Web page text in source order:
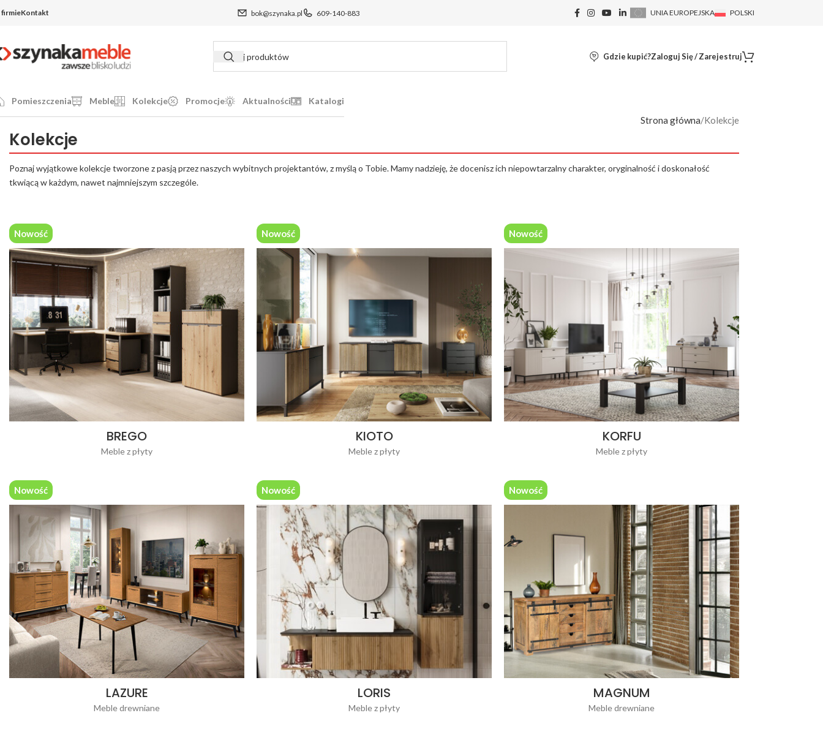
firmieKontakt bok@szynaka.pl 609-140-883 UNIA EUROPEJSKA POLSKI
Gdzie kupić?Zaloguj Się / Zarejestruj
Pomieszczenia Meble Kolekcje Promocje Aktualności Katalogi
Kolekcje
Strona główna Kolekcje
Poznaj wyjątkowe kolekcje tworzone z pasją przez naszych wybitnych projektantów, z myślą o Tobie. Mamy nadzieję, że docenisz ich niepowtarzalny charakter, oryginalność i doskonałość
tkwiącą w każdym, nawet najmniejszym szczególe.
Nowość
BREGO
Meble z płyty
Nowość
KIOTO
Meble z płyty
Nowość
KORFU
Meble z płyty
Nowość
LAZURE
Meble drewniane
Nowość
LORIS
Meble z płyty
Nowość
MAGNUM
Meble drewniane